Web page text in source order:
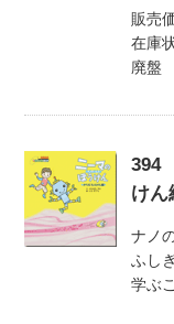
販売
在庫
廃盤
394
けん
ナノ
ふし
学ぶ